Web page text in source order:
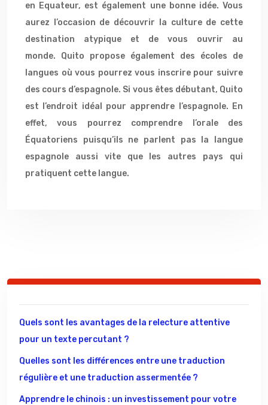
en Equateur, est également une bonne idée. Vous
aurez l’occasion de découvrir la culture de cette
destination atypique et de vous ouvrir au
monde. Quito propose également des écoles de
langues où vous pourrez vous inscrire pour suivre
des cours d’espagnole. Si vous êtes débutant, Quito
est l’endroit idéal pour apprendre l’espagnole. En
effet, vous pourrez comprendre l’orale des
Équatoriens puisqu’ils ne parlent pas la langue
espagnole aussi vite que les autres pays qui
pratiquent cette langue.
Quels sont les avantages de la relecture attentive
pour un texte percutant ?
Quelles sont les différences entre une traduction
régulière et une traduction assermentée ?
Apprendre le chinois : un investissement pour votre